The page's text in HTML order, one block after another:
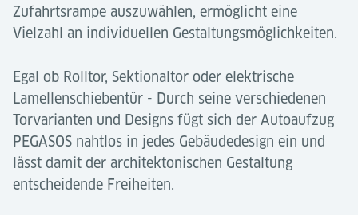
Zufahrtsrampe auszuwählen, ermöglicht eine
Vielzahl an individuellen Gestaltungsmöglichkeiten.
Egal ob Rolltor, Sektionaltor oder elektrische
Lamellenschiebentür - Durch seine verschiedenen
Torvarianten und Designs fügt sich der Autoaufzug
PEGASOS nahtlos in jedes Gebäudedesign ein und
lässt damit der architektonischen Gestaltung
entscheidende Freiheiten.